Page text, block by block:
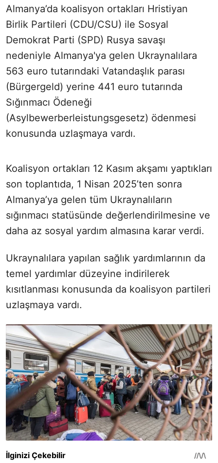
Almanya’da koalisyon ortakları Hristiyan
Birlik Partileri (CDU/CSU) ile Sosyal
Demokrat Parti (SPD) Rusya savaşı
nedeniyle Almanya'ya gelen Ukraynalılara
563 euro tutarındaki Vatandaşlık parası
(Bürgergeld) yerine 441 euro tutarında
Sığınmacı Ödeneği
(Asylbewerberleistungsgesetz) ödenmesi
konusunda uzlaşmaya vardı.
Koalisyon ortakları 12 Kasım akşamı yaptıkları
son toplantıda, 1 Nisan 2025’ten sonra
Almanya’ya gelen tüm Ukraynalıların
sığınmacı statüsünde değerlendirilmesine ve
daha az sosyal yardım almasına karar verdi.
Ukraynalılara yapılan sağlık yardımlarının da
temel yardımlar düzeyine indirilerek
kısıtlanması konusunda da koalisyon partileri
uzlaşmaya vardı.